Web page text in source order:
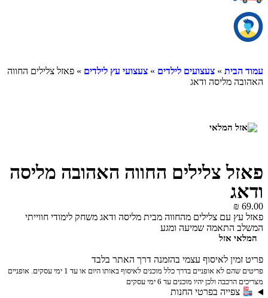
»צעצועים לילדים»צעצועי עץ לילדים» פאזל צלילים החווה
מליסה ודאג
צלילים החווה האהובה מליסה
עם צלילים מהחווה מבית מליסה ודאג משחק לימודי חווייתי
שמיעה ומגע
אזל
לאיסוף עצמי בהזמנה דרך האתר בלבד
פריטים שהם לא אופניים בדרך כלל מוכנים לאיסוף באותו היום או עד 1 ימי עסקים. אופניים
ולכן יהיו מוכנים עד 6 ימי עסקים
בפרטי החנות